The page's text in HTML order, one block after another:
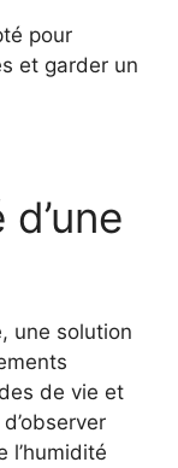
pour
et garder un
une solution
de vie et
l’humidité